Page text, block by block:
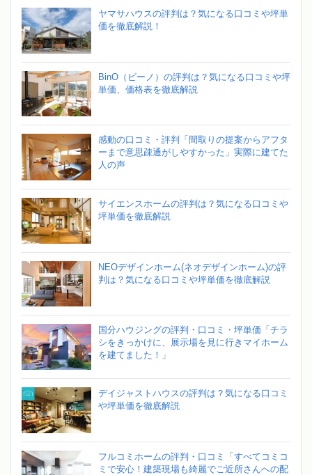
ヤマサハウスの評判は？気になる口コミや坪単
価を徹底解説！
BinO（ビーノ）の評判は？気になる口コミや坪
単価、価格表を徹底解説
感動の口コミ・評判「間取りの提案からアフタ
ーまで意思疎通がしやすかった」実際に建てた
人の声
サイエンスホームの評判は？気になる口コミや
坪単価を徹底解説
NEOデザインホーム(ネオデザインホーム)の評
判は？気になる口コミや坪単価を徹底解説
国分ハウジングの評判・口コミ・坪単価「チラ
シをきっかけに、展示場を見に行きマイホーム
を建てました！」
デイジャストハウスの評判は？気になる口コミ
や坪単価を徹底解説
フルコミホームの評判・口コミ「すべてコミコ
ミで安心！建築現場も綺麗でご近所さんへの配